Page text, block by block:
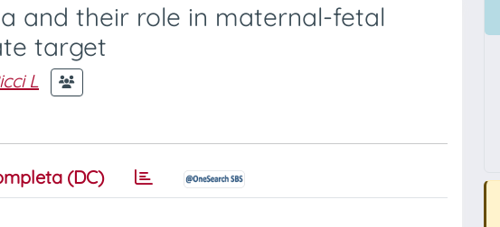
and their role in maternal-fetal
target
L
(DC)